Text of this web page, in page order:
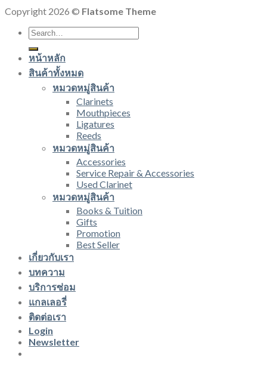
Copyright 2026 © Flatsome Theme
Search
for:
หน้าหลัก
สินค้าทั้งหมด
หมวดหมู่สินค้า
Clarinets
Mouthpieces
Ligatures
Reeds
หมวดหมู่สินค้า
Accessories
Service Repair & Accessories
Used Clarinet
หมวดหมู่สินค้า
Books & Tuition
Gifts
Promotion
Best Seller
เกี่ยวกับเรา
บทความ
บริการซ่อม
แกลเลอรี่
ติดต่อเรา
Login
Newsletter